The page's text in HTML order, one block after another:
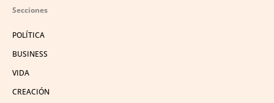
Secciones
POLÍTICA
BUSINESS
VIDA
CREACIÓN